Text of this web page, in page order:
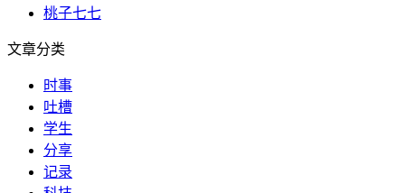
桃子七七
文章分类
时事
吐槽
学生
分享
记录